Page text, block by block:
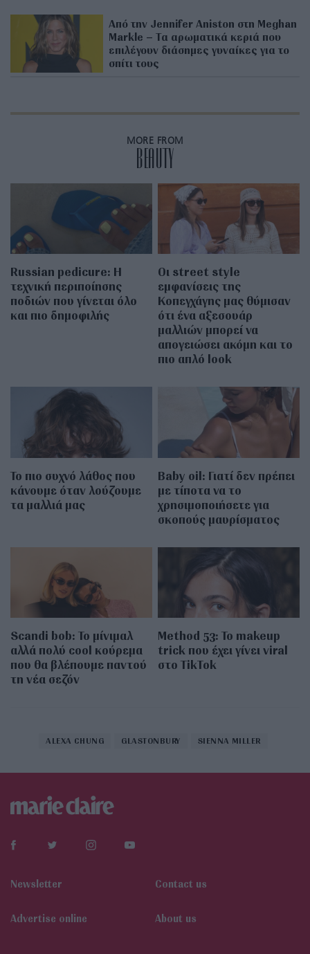
Από την Jennifer Aniston στη Meghan
Markle – Τα αρωματικά κεριά που
επιλέγουν διάσημες γυναίκες για το
σπίτι τους
MORE FROM
BEAUTY
Russian pedicure: Η
τεχνική περιποίησης
ποδιών που γίνεται όλο
και πιο δημοφιλής
Οι street style
εμφανίσεις της
Κοπεγχάγης μας θύμισαν
ότι ένα αξεσουάρ
μαλλιών μπορεί να
απογειώσει ακόμη και το
πιο απλό look
Το πιο συχνό λάθος που
κάνουμε όταν λούζουμε
τα μαλλιά μας
Baby oil: Γιατί δεν πρέπει
με τίποτα να το
χρησιμοποιήσετε για
σκοπούς μαυρίσματος
Scandi bob: Το μίνιμαλ
αλλά πολύ cool κούρεμα
που θα βλέπουμε παντού
τη νέα σεζόν
Method 53: Το makeup
trick που έχει γίνει viral
στο TikTok
ALEXA CHUNG GLASTONBURY SIENNA MILLER
Newsletter Contact us
Αdvertise online About us